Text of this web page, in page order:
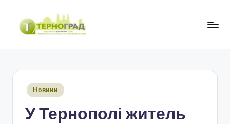
Перейти
Опубліковано
Новини
У Тернополі житель